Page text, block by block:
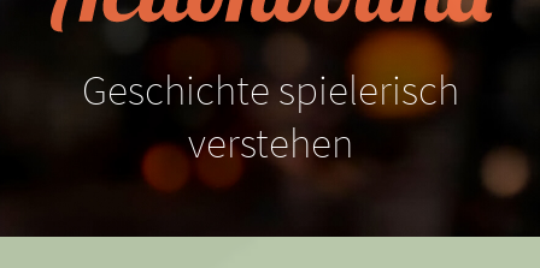
Geschichte spielerisch
verstehen